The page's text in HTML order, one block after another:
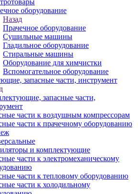
оборудование
Назад
Прачечное оборудование
Сушильные машины
Гладильное оборудование
Стиральные машины
Оборудование для химчистки
Вспомогательное оборудование
запасные части, инструмент
запасные части,
части к воздушным компрессорам
части к прачечному оборудованию
и комплектующие
части к электромеханическому
части к тепловому оборудованию
части к холодильному